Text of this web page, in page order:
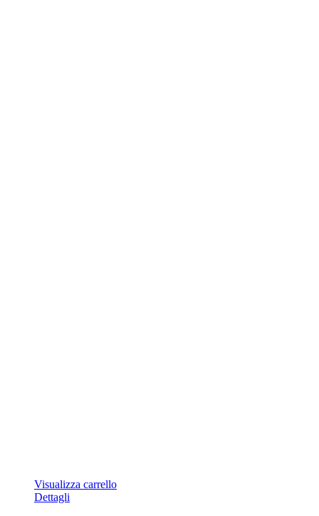
Visualizza carrello
Dettagli